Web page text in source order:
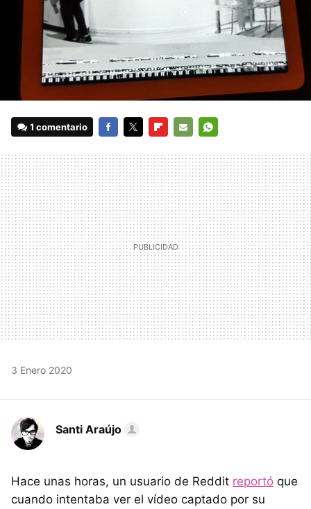
1 comentario
MAIL
3 Enero 2020
Santi Araújo
Hace unas horas, un usuario de Reddit reportó que
cuando intentaba ver el vídeo captado por su